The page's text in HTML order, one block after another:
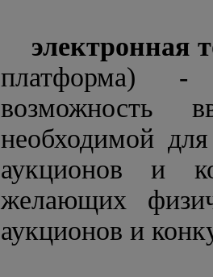
электронная
платформа) -
возможность
необходимой
аукционов и
желающих
аукционов и